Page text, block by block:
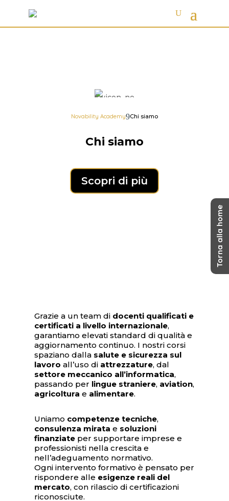
Novability Academy Chi siamo
Chi siamo
Scopri di più
Grazie a un team di docenti qualificati e
certificati a livello internazionale,
garantiamo elevati standard di qualità e
aggiornamento continuo. I nostri corsi
spaziano dalla salute e sicurezza sul
lavoro all’uso di attrezzature, dal
settore meccanico all’informatica,
passando per lingue straniere, aviation,
agricoltura e alimentare.
Uniamo competenze tecniche,
consulenza mirata e soluzioni
finanziate per supportare imprese e
professionisti nella crescita e
nell’adeguamento normativo.
Ogni intervento formativo è pensato per
rispondere alle esigenze reali del
mercato, con rilascio di certificazioni
riconosciute.
Torna alla home